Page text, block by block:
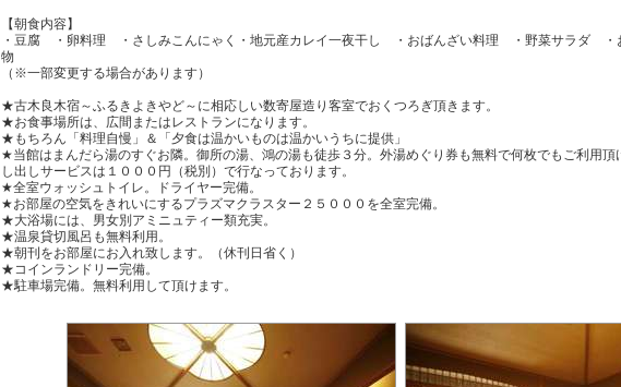
【朝食内容】
・豆腐 ・卵料理 ・さしみこんにゃく・地元産カレイ一夜干し ・おばんざい料理 ・野菜サラダ
物
（※一部変更する場合があります）
★古木良木宿～ふるきよきやど～に相応しい数寄屋造り客室でおくつろぎ頂きます。
★お食事場所は、広間またはレストランになります。
★もちろん「料理自慢」＆「夕食は温かいものは温かいうちに提供」
★当館はまんだら湯のすぐお隣。御所の湯、鴻の湯も徒歩３分。外湯めぐり券も無料で何枚でもご利用
し出しサービスは１０００円（税別）で行なっております。
★全室ウォッシュトイレ。ドライヤー完備。
★お部屋の空気をきれいにするプラズマクラスター２５０００を全室完備。
★大浴場には、男女別アミニュティー類充実。
★温泉貸切風呂も無料利用。
★朝刊をお部屋にお入れ致します。（休刊日省く）
★コインランドリー完備。
★駐車場完備。無料利用して頂けます。